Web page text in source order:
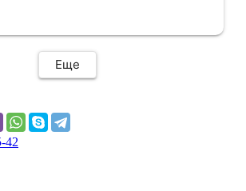
я могу указать удобный для
времени, а не ждать весь
не отметить качественный
спасибо мастеру Антону за
Еще
42